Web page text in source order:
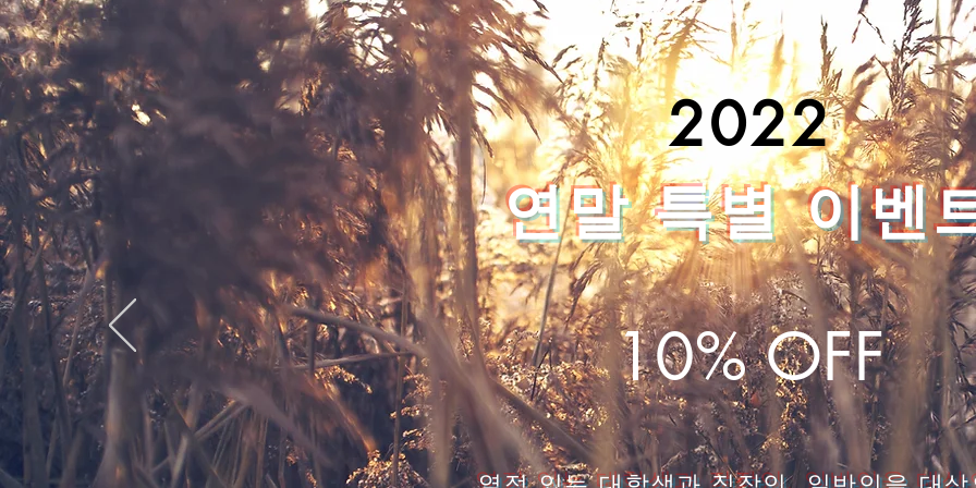
2022
연말 특별 이벤
10% OFF